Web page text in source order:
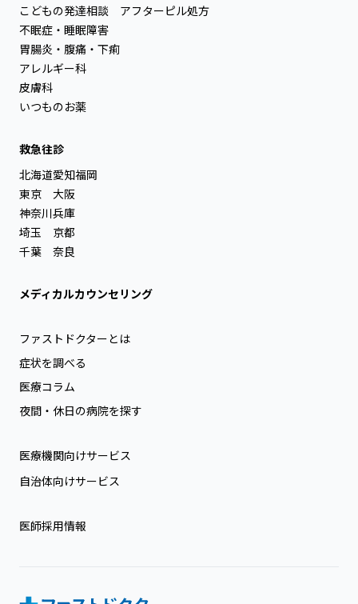
こどもの発達相談
不眠症・睡眠障害
胃腸炎・腹痛・下痢
アレルギー科
皮膚科
いつものお薬
アフターピル処方
救急往診
北海道
東京
神奈川
埼玉
千葉
愛知
大阪
兵庫
京都
奈良
福岡
メディカルカウンセリング
ファストドクターとは
症状を調べる
医療コラム
夜間・休日の病院を探す
医療機関向けサービス
自治体向けサービス
医師採用情報